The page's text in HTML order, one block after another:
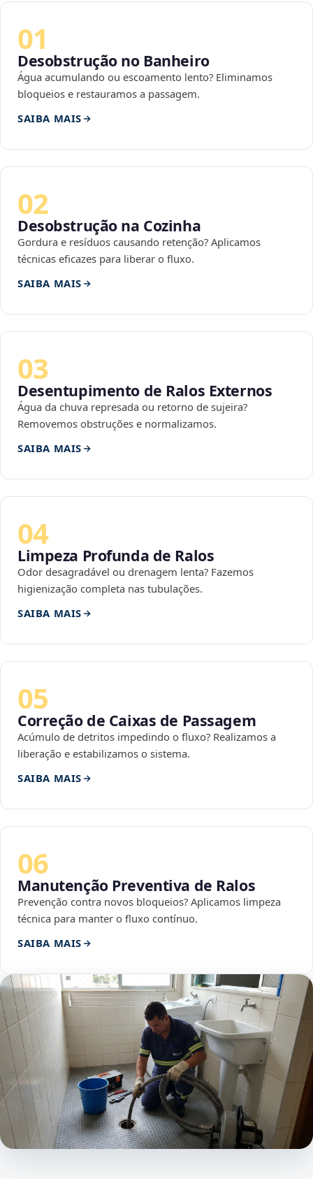
01
Desobstrução no Banheiro
Água acumulando ou escoamento lento? Eliminamos
bloqueios e restauramos a passagem.
SAIBA MAIS
02
Desobstrução na Cozinha
Gordura e resíduos causando retenção? Aplicamos
técnicas eficazes para liberar o fluxo.
SAIBA MAIS
03
Desentupimento de Ralos Externos
Água da chuva represada ou retorno de sujeira?
Removemos obstruções e normalizamos.
SAIBA MAIS
04
Limpeza Profunda de Ralos
Odor desagradável ou drenagem lenta? Fazemos
higienização completa nas tubulações.
SAIBA MAIS
05
Correção de Caixas de Passagem
Acúmulo de detritos impedindo o fluxo? Realizamos a
liberação e estabilizamos o sistema.
SAIBA MAIS
06
Manutenção Preventiva de Ralos
Prevenção contra novos bloqueios? Aplicamos limpeza
técnica para manter o fluxo contínuo.
SAIBA MAIS